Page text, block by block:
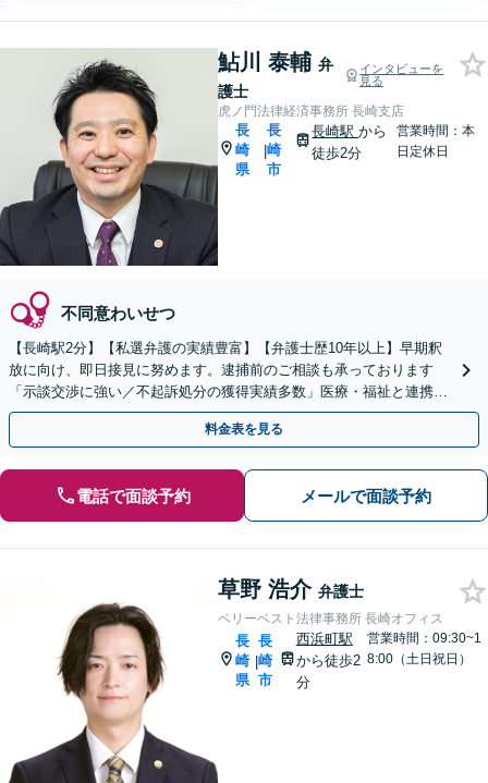
鮎川 泰輔 弁
護士
インタビューを
見る
虎ノ門法律経済事務所 長崎支店
長
崎
県
|
長
崎
市
長崎駅から
徒歩2分
営業時間：本
日定休日
不同意わいせつ
【長崎駅2分】【私選弁護の実績豊富】【弁護士歴10年以上】早期釈
放に向け、即日接見に努めます。逮捕前のご相談も承っております
「示談交渉に強い／不起訴処分の獲得実績多数」医療・福祉と連携／
依存型犯罪に精通【夜間・休日面談可】【ビデオ面談対応】
料金表を見る
電話で面談予約 メールで面談予約
草野 浩介 弁護士
ベリーベスト法律事務所 長崎オフィス
長
崎
県
|
長
崎
市
西浜町駅
から徒歩2
分
営業時間：09:30~1
8:00（土日祝日）